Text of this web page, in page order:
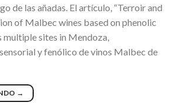
de las añadas. El artículo, “Terroir and
of Malbec wines based on phenolic
sites in Mendoza,
y fenólico de vinos Malbec de
→